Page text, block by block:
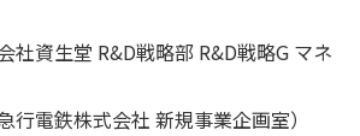
社資生堂 R&D戦略部 R&D戦略G マネ
行電鉄株式会社 新規事業企画室）